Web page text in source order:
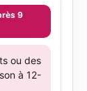
9
ou des
à 12-